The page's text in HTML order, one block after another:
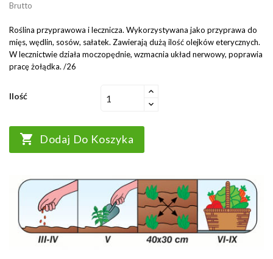
Brutto
Roślina przyprawowa i lecznicza. Wykorzystywana jako przyprawa do
mięs, wędlin, sosów, sаłatek. Zawierają dużą ilość olejków eterycznych.
W lecznictwie działa moczopędnie, wzmacnia układ nerwowy, poprawia
pracę żołądka. /26
Ilość
 Dodaj Do Koszyka